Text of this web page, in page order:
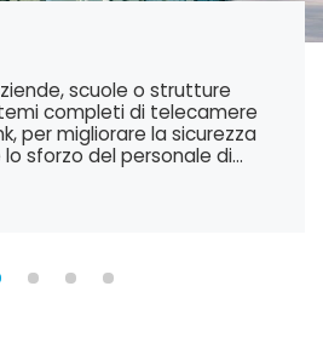
scuole o strutture
completi di telecamere
per migliorare la sicurezza
sforzo del personale di